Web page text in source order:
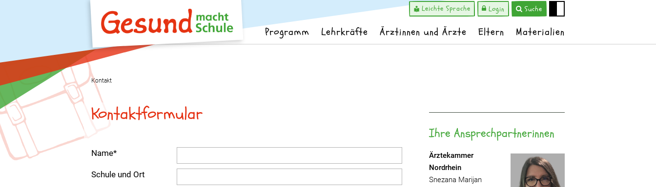
Leichte Sprache Login Suche
Programm Lehrkräfte Ärztinnen und Ärzte Eltern Materialien
Kontakt
Kontaktformular
Name*
Schule und Ort
Ihre Ansprechpartnerinnen
Ärztekammer
Nordrhein
Snezana Marijan